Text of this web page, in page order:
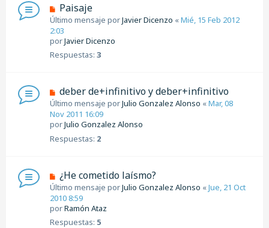
Paisaje
Último mensaje porJavier Dicenzo «Mié, 15 Feb 2012
2:03
porJavier Dicenzo
Respuestas: 3
deber de+infinitivo y deber+infinitivo
Último mensaje porJulio Gonzalez Alonso «Mar, 08
Nov 2011 16:09
porJulio Gonzalez Alonso
Respuestas: 2
¿He cometido laísmo?
Último mensaje porJulio Gonzalez Alonso «Jue, 21 Oct
2010 8:59
porRamón Ataz
Respuestas: 5